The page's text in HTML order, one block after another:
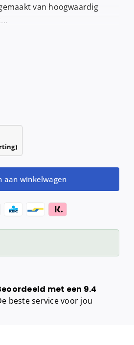
van hoogwaardig
aan winkelwagen
met een 9.4
beste service voor jou